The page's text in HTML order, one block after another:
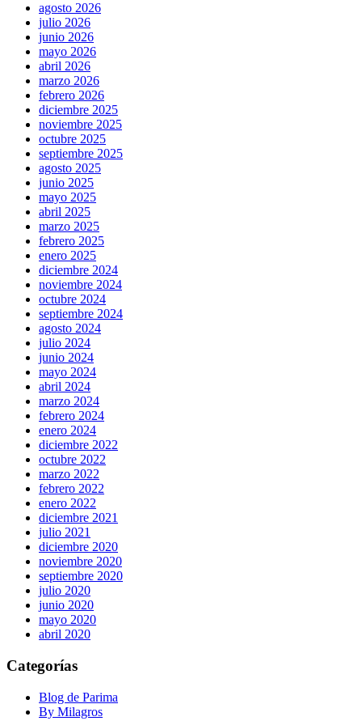
agosto 2026
julio 2026
junio 2026
mayo 2026
abril 2026
marzo 2026
febrero 2026
diciembre 2025
noviembre 2025
octubre 2025
septiembre 2025
agosto 2025
junio 2025
mayo 2025
abril 2025
marzo 2025
febrero 2025
enero 2025
diciembre 2024
noviembre 2024
octubre 2024
septiembre 2024
agosto 2024
julio 2024
junio 2024
mayo 2024
abril 2024
marzo 2024
febrero 2024
enero 2024
diciembre 2022
octubre 2022
marzo 2022
febrero 2022
enero 2022
diciembre 2021
julio 2021
diciembre 2020
noviembre 2020
septiembre 2020
julio 2020
junio 2020
mayo 2020
abril 2020
Categorías
Blog de Parima
By Milagros